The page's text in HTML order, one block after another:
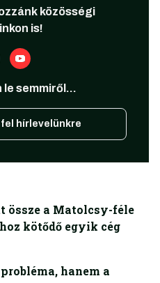
közösségi
is!
le semmiről...
hírlevelünkre
össze a Matolcsy-féle
kötődő egyik cég
hanem a